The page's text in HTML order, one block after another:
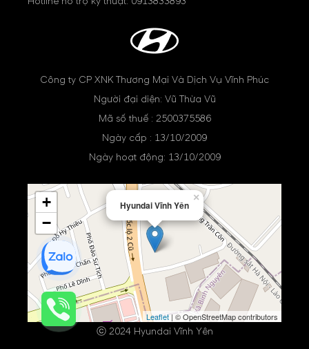
Công ty CP XNK Thương Mại Và Dịch Vụ Vĩnh Phúc
Người đại diện: Vũ Thừa Vũ
Mã số thuế : 2500375586
Ngày cấp : 13/10/2009
Ngày hoạt động: 13/10/2009
Hyundai Vĩnh Yên
×
+
−
Leaflet| © OpenStreetMap contributors
ⓒ 2024 Hyundai Vĩnh Yên